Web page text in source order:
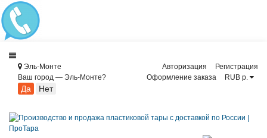
Эль-Монте
Ваш город — Эль-Монте?
Авторизация
Регистрация
Оформление заказа
RUB р.